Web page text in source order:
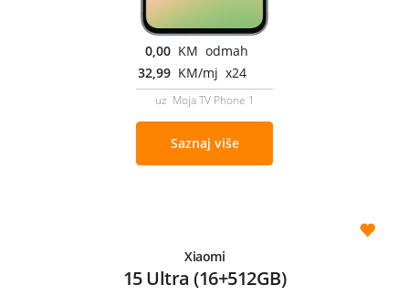
0,00 KM odmah
32,99 KM/mj x24
uz Moja TV Phone 1
Saznaj više
Xiaomi
15 Ultra (16+512GB)